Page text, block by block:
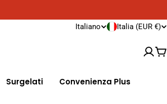
L
n
Italiano
P
e
Italia (EUR €)
Surgelati
Convenienza Plus